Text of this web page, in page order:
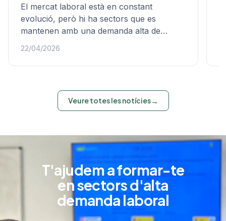
El mercat laboral està en constant
evolució, però hi ha sectors que es
mantenen amb una demanda alta de
22/04/2026
Veure totes les notícies→
T'ajudem a formar-te
en sectors d'alta
demanda laboral